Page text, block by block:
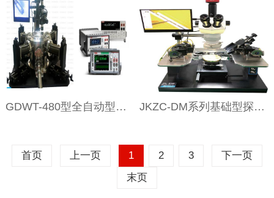
GDWT-480型全自动型高低温真空探针台 JKZC-DM系列基础型探针台
首页 上一页 1 2 3
下一页
末页